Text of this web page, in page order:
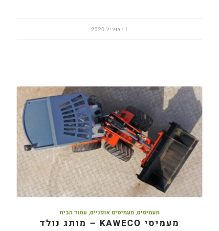
1 באפריל 2020
מעמיסים, מעמיסים אופניים, עמוד הבית
מעמיסי KAWECO – מותג נולד